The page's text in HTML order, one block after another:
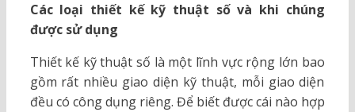
Các loại thiết kế kỹ thuật số và khi chúng
được sử dụng
Thiết kế kỹ thuật số là một lĩnh vực rộng lớn bao
gồm rất nhiều giao diện kỹ thuật, mỗi giao diện
đều có công dụng riêng. Để biết được cái nào hợp